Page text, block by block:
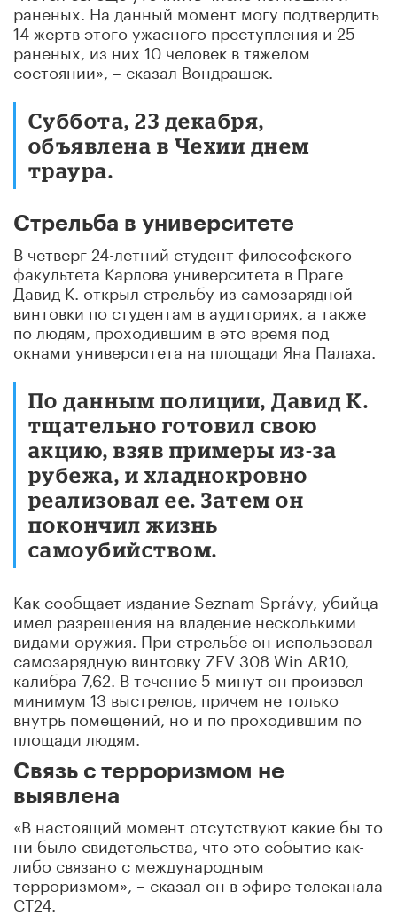
раненых. На данный момент могу подтвердить
14 жертв этого ужасного преступления и 25
раненых, из них 10 человек в тяжелом
состоянии», – сказал Вондрашек.
Суббота, 23 декабря,
объявлена в Чехии днем
траура.
Стрельба в университете
В четверг 24-летний студент философского
факультета Карлова университета в Праге
Давид К. открыл стрельбу из самозарядной
винтовки по студентам в аудиториях, а также
по людям, проходившим в это время под
окнами университета на площади Яна Палаха.
По данным полиции, Давид К.
тщательно готовил свою
акцию, взяв примеры из-за
рубежа, и хладнокровно
реализовал ее. Затем он
покончил жизнь
самоубийством.
Как сообщает издание Seznam Správy, убийца
имел разрешения на владение несколькими
видами оружия. При стрельбе он использовал
самозарядную винтовку ZEV 308 Win AR10,
калибра 7,62. В течение 5 минут он произвел
минимум 13 выстрелов, причем не только
внутрь помещений, но и по проходившим по
площади людям.
Связь с терроризмом не
выявлена
«В настоящий момент отсутствуют какие бы то
ни было свидетельства, что это событие как-
либо связано с международным
терроризмом», – сказал он в эфире телеканала
СТ24.